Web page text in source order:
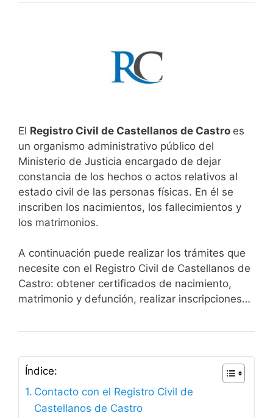
El Registro Civil de Castellanos de Castro es
un organismo administrativo público del
Ministerio de Justicia encargado de dejar
constancia de los hechos o actos relativos al
estado civil de las personas físicas. En él se
inscriben los nacimientos, los fallecimientos y
los matrimonios.
A continuación puede realizar los trámites que
necesite con el Registro Civil de Castellanos de
Castro: obtener certificados de nacimiento,
matrimonio y defunción, realizar inscripciones…
Índice:
Contacto con el Registro Civil de
Castellanos de Castro